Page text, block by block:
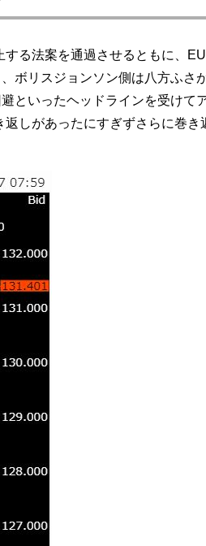
る法案を通過させるともに、
ボリスジョンソン側は八方ふさ
といったヘッドラインを受けて
しがあったにすぎずさらに巻